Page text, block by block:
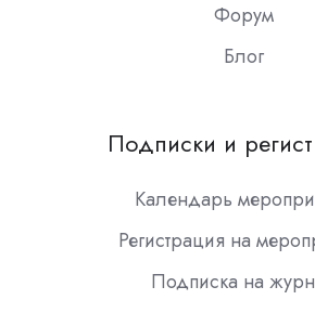
Форум
Блог
Подписки и
Календарь
Регистрация на
Подписка на